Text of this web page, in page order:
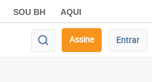
SOU BH AQUI
Assine Entrar